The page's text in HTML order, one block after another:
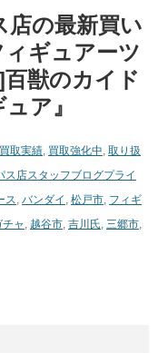
店の最新買い
ギュアーツ
獣のカイド
ア』
取実績, 買取強化中, 取り扱
ス店スタッフブログプライ
ス, バンダイ , 松戸市, フィギ
ャ , 越谷市, 吉川氏, 三郷市,